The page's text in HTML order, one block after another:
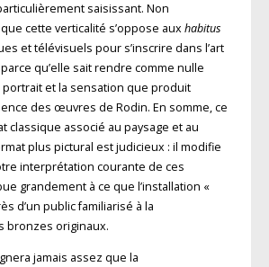
saisissant. Non
cette verticalité s’oppose aux habitus
et télévisuels pour s’inscrire dans l’art
qu’elle sait rendre comme nulle
et la sensation que produit
des œuvres de Rodin. En somme, ce
classique associé au paysage et au
plus pictural est judicieux : il modifie
interprétation courante de ces
grandement à ce que l’installation «
d’un public familiarisé à la
bronzes originaux.
jamais assez que la